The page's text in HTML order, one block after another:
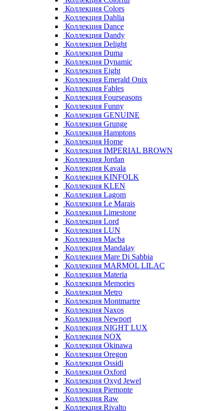
Коллекция Colors
Коллекция Dahlia
Коллекция Dance
Коллекция Dandy
Коллекция Delight
Коллекция Duma
Коллекция Dynamic
Коллекция Eight
Коллекция Emerald Onix
Коллекция Fables
Коллекция Fourseasons
Коллекция Funny
Коллекция GENUINE
Коллекция Grunge
Коллекция Hamptons
Коллекция Home
Коллекция IMPERIAL BROWN
Коллекция Jordan
Коллекция Kavala
Коллекция KINFOLK
Коллекция KLEN
Коллекция Lagom
Коллекция Le Marais
Коллекция Limestone
Коллекция Lord
Коллекция LUN
Коллекция Macba
Коллекция Mandalay
Коллекция Mare Di Sabbia
Коллекция MARMOL LILAC
Коллекция Materia
Коллекция Memories
Коллекция Metro
Коллекция Montmartre
Коллекция Naxos
Коллекция Newport
Коллекция NIGHT LUX
Коллекция NOX
Коллекция Okinawa
Коллекция Oregon
Коллекция Ossidi
Коллекция Oxford
Коллекция Oxyd Jewel
Коллекция Piemonte
Коллекция Raw
Коллекция Rivalto